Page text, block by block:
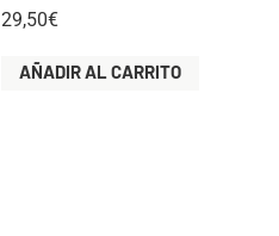
29,50€
AÑADIR AL CARRITO